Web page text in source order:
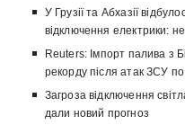
У Грузії та Абхазії
відключення електрики:
Reuters: Імпорт палива з
рекорду після атак ЗСУ
Загроза відключення
дали новий прогноз